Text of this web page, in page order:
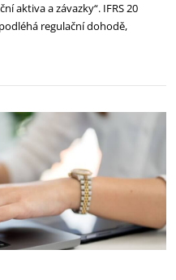
aktiva a závazky“. IFRS 20
regulační dohodě,